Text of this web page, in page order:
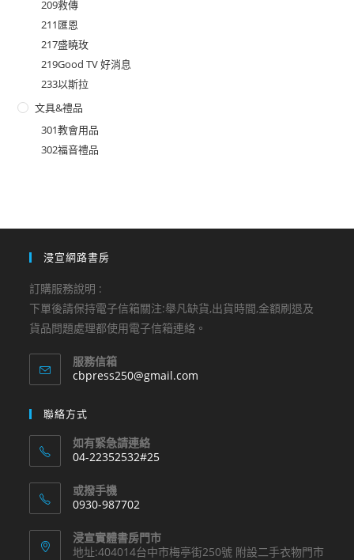
209救傳
211匯恩
217盛曉玫
219Good TV 好消息
233以斯拉
文具&禮品
301教會用品
302福音禮品
浸宣網路書房
訂購服務說明 :
下單後請保持電子信箱關注:舉凡缺貨,出貨時間,金額刷退及
貨品問題處理都使用電子信箱連絡。
服務信箱
cbpress250@gmail.com
聯絡方式
如有緊急請連絡
04-22352532#25
in
your
application
或撥手機
0930-987702
in
浸宣實體書房門市
地址:404014台中市梅亭街250號 附設二手衣物門市